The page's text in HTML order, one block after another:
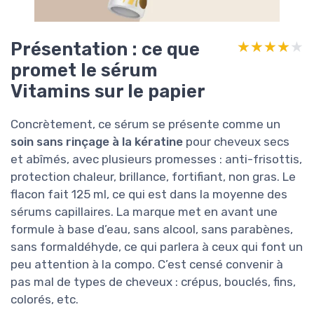
Présentation : ce que
promet le sérum
Vitamins sur le papier
★★★★★
★★★★★
Concrètement, ce sérum se présente comme un
soin sans rinçage à la kératine pour cheveux secs
et abîmés, avec plusieurs promesses : anti-frisottis,
protection chaleur, brillance, fortifiant, non gras. Le
flacon fait 125 ml, ce qui est dans la moyenne des
sérums capillaires. La marque met en avant une
formule à base d’eau, sans alcool, sans parabènes,
sans formaldéhyde, ce qui parlera à ceux qui font un
peu attention à la compo. C’est censé convenir à
pas mal de types de cheveux : crépus, bouclés, fins,
colorés, etc.